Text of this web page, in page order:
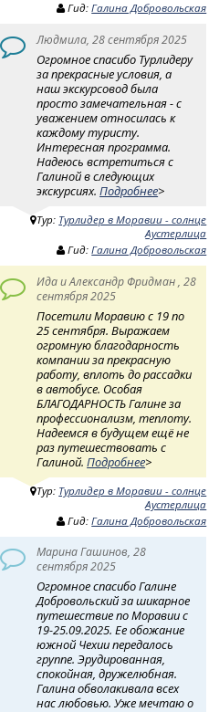
Гид:Галина Добровольская
Людмила, 28 сентября 2025
Огромное спасибо Турлидеру
за прекрасные условия, а
наш экскурсовод была
просто замечательная - с
уважением относилась к
каждому туристу.
Интересная программа.
Надеюсь встретиться с
Галиной в следующих
экскурсиях.Подробнее>
Тур: Турлидер в Моравии - солнце
Аустерлица
Гид:Галина Добровольская
Ида и Александр Фридман , 28
сентября 2025
Посетили Моравию с 19 по
25 сентября. Выражаем
огромную благодарность
компании за прекрасную
работу, вплоть до рассадки
в автобусе. Особая
БЛАГОДАРНОСТЬ Галине за
профессионализм, теплоту.
Надеемся в будущем ещё не
раз путешествовать с
Галиной.Подробнее>
Тур: Турлидер в Моравии - солнце
Аустерлица
Гид:Галина Добровольская
Марина Гашинов, 28
сентября 2025
Огромное спасибо Галине
Добровольский за шикарное
путешествие по Моравии с
19-25.09.2025. Ее обожание
южной Чехии передалось
группе. Эрудированная,
спокойная, дружелюбная.
Галина обволакивала всех
нас любовью. Уже мечтаю о